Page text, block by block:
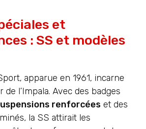
et
: SS et modèles
apparue en 1961, incarne
de l’Impala. Avec des badges
renforcées et des
la SS attirait les